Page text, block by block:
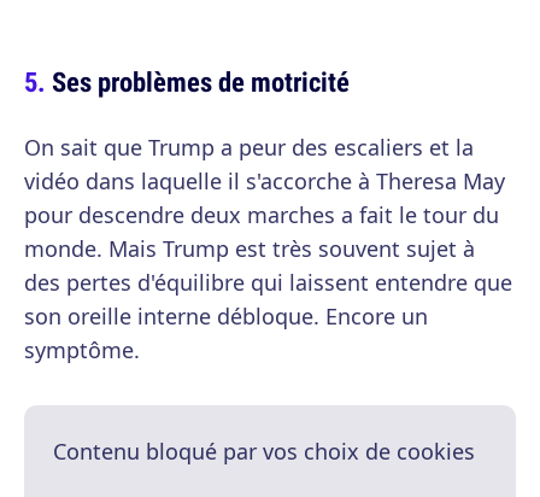
Ses problèmes de motricité
On sait que Trump a peur des escaliers et la
vidéo dans laquelle il s'accorche à Theresa May
pour descendre deux marches a fait le tour du
monde. Mais Trump est très souvent sujet à
des pertes d'équilibre qui laissent entendre que
son oreille interne débloque. Encore un
symptôme.
Contenu bloqué par vos choix de cookies